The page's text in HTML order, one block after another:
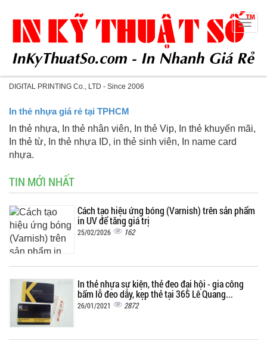
DIGITAL PRINTING Co., LTD - Since 2006
In thẻ nhựa giá rẻ tại TPHCM
In thẻ nhựa, In thẻ nhân viên, In thẻ Vip, In thẻ khuyến mãi,
In thẻ từ, In thẻ nhựa ID, in thẻ sinh viên, In name card
nhựa.
TIN MỚI NHẤT
Cách tạo hiệu ứng bóng (Varnish) trên sản phẩm
in UV để tăng giá trị
25/02/2026 162
In thẻ nhựa sự kiện, thẻ đeo đại hội - gia công
bấm lỗ đeo dây, kẹp thẻ tại 365 Lê Quang...
26/01/2021 2872